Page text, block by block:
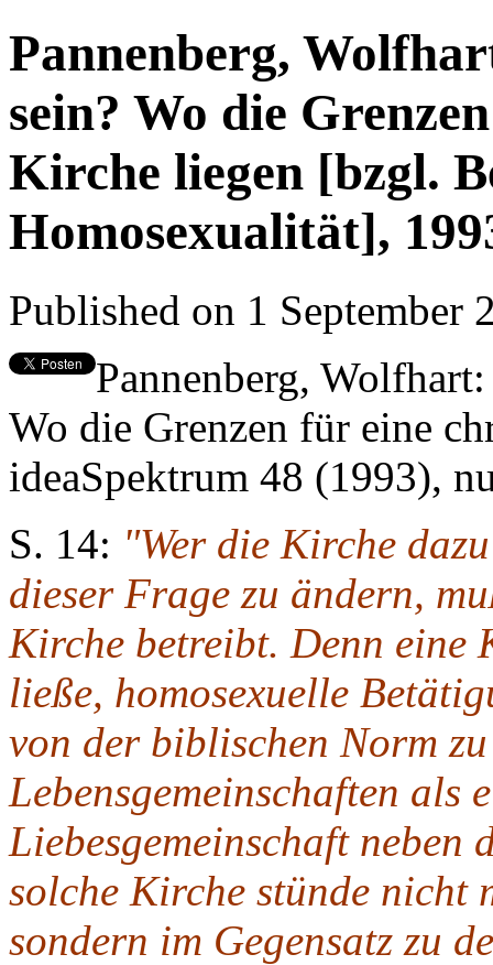
Pannenberg,
sein? Wo die
Kirche liegen [bzgl.
Homosexualität],
Published on 1 September
Pannenberg,
Wo die Grenzen für eine
ideaSpektrum 48 (1993),
S. 14: "Wer die Kirche
dieser Frage zu ändern,
Kirche betreibt. Denn eine
ließe, homosexuelle
von der biblischen Norm
Lebensgemeinschaften als
Liebesgemeinschaft neben
solche Kirche stünde nicht
sondern im Gegensatz zu